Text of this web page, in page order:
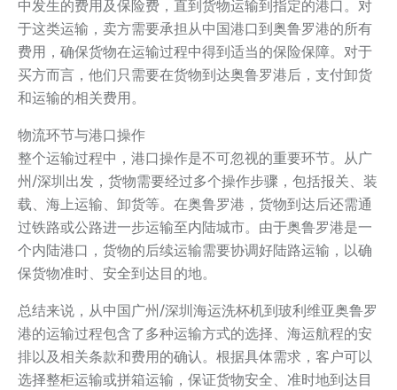
中发生的费用及保险费，直到货物运输到指定的港口。对
于这类运输，卖方需要承担从中国港口到奥鲁罗港的所有
费用，确保货物在运输过程中得到适当的保险保障。对于
买方而言，他们只需要在货物到达奥鲁罗港后，支付卸货
和运输的相关费用。
物流环节与港口操作
整个运输过程中，港口操作是不可忽视的重要环节。从广
州/深圳出发，货物需要经过多个操作步骤，包括报关、装
载、海上运输、卸货等。在奥鲁罗港，货物到达后还需通
过铁路或公路进一步运输至内陆城市。由于奥鲁罗港是一
个内陆港口，货物的后续运输需要协调好陆路运输，以确
保货物准时、安全到达目的地。
总结来说，从中国广州/深圳海运洗杯机到玻利维亚奥鲁罗
港的运输过程包含了多种运输方式的选择、海运航程的安
排以及相关条款和费用的确认。根据具体需求，客户可以
选择整柜运输或拼箱运输，保证货物安全、准时地到达目